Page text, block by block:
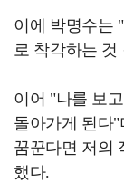
이에 박명수는
로 착각하는 것
이어 "나를 보
돌아가게 된다"
꿈꾼다면 저의
했다.